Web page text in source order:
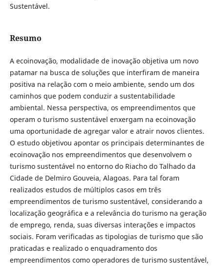
Sustentável.
Resumo
A ecoinovação, modalidade de inovação objetiva um novo
patamar na busca de soluções que interfiram de maneira
positiva na relação com o meio ambiente, sendo um dos
caminhos que podem conduzir a sustentabilidade
ambiental. Nessa perspectiva, os empreendimentos que
operam o turismo sustentável enxergam na ecoinovação
uma oportunidade de agregar valor e atrair novos clientes.
O estudo objetivou apontar os principais determinantes de
ecoinovação nos empreendimentos que desenvolvem o
turismo sustentável no entorno do Riacho do Talhado da
Cidade de Delmiro Gouveia, Alagoas. Para tal foram
realizados estudos de múltiplos casos em três
empreendimentos de turismo sustentável, considerando a
localização geográfica e a relevância do turismo na geração
de emprego, renda, suas diversas interações e impactos
sociais. Foram verificadas as tipologias de turismo que são
praticadas e realizado o enquadramento dos
empreendimentos como operadores de turismo sustentável,